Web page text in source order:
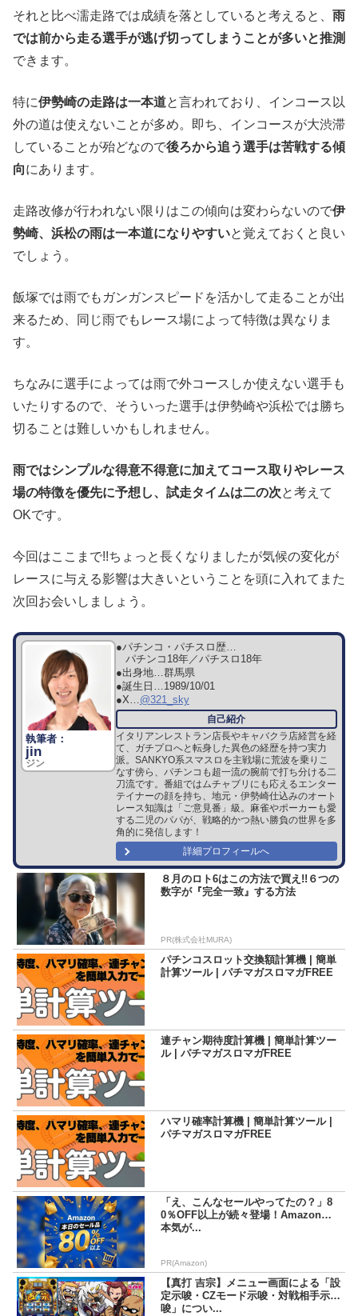
それと比べ濡走路では成績を落としていると考えると、 雨
では前から走る選手が逃げ切ってしまうことが多いと推測
できます。
特に伊勢崎の走路は一本道と言われており、インコース以
外の道は使えないことが多め。即ち、インコースが大渋滞
していることが殆どなので後ろから追う選手は苦戦する傾
向にあります。
走路改修が行われない限りはこの傾向は変わらないので伊
勢崎、浜松の雨は一本道になりやすいと覚えておくと良い
でしょう。
飯塚では雨でもガンガンスピードを活かして走ることが出
来るため、同じ雨でもレース場によって特徴は異なりま
す。
ちなみに選手によっては雨で外コースしか使えない選手も
いたりするので、そういった選手は伊勢崎や浜松では勝ち
切ることは難しいかもしれません。
雨ではシンプルな得意不得意に加えてコース取りやレース
場の特徴を優先に予想し、試走タイムは二の次と考えて
OKです。
今回はここまで!!ちょっと長くなりましたが気候の変化が
レースに与える影響は大きいということを頭に入れてまた
次回お会いしましょう。
jin
ジン
●パチンコ・パチスロ歴…
パチンコ18年／パチスロ18年
●出身地…群馬県
●誕生日…1989/10/01
●X…@321_sky
イタリアンレストラン店長やキャバクラ店経営を経
て、ガチプロへと転身した異色の経歴を持つ実力
派。SANKYO系スマスロを主戦場に荒波を乗りこ
なす傍ら、パチンコも超一流の腕前で打ち分ける二
刀流です。番組ではムチャブリにも応えるエンター
テイナーの顔を持ち、地元・伊勢崎仕込みのオート
レース知識は「ご意見番」級。麻雀やポーカーも愛
する二児のパパが、戦略的かつ熱い勝負の世界を多
角的に発信します！
詳細プロフィールへ
８月のロト6はこの方法で買え!!６つの
数字が『完全一致』する方法
PR(株式会社MURA)
パチンコスロット交換額計算機 | 簡単
計算ツール | パチマガスロマガFREE
連チャン期待度計算機 | 簡単計算ツー
ル | パチマガスロマガFREE
ハマリ確率計算機 | 簡単計算ツール |
パチマガスロマガFREE
「え、こんなセールやってたの？」8
0％OFF以上が続々登場！Amazonの
本気が...
PR(Amazon)
【真打 吉宗】メニュー画面による「設
定示唆・CZモード示唆・対戦相手示
唆」につい...